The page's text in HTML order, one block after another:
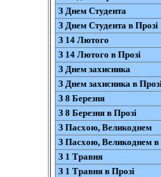
З Днем Студента
З Днем Студента в Прозі
З 14 Лютого
З 14 Лютого в Прозі
З Днем захисника
З Днем захисника в
З 8 Березня
З 8 Березня в Прозі
З Пасхою, Великоднем
З Пасхою, Великоднем в
З 1 Травня
З 1 Травня в Прозі